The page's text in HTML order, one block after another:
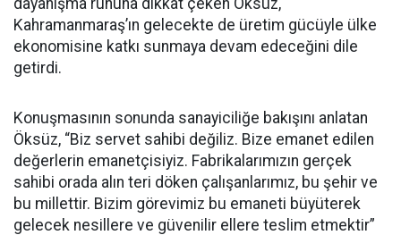
dayanışma ruhuna dikkat çeken Öksüz,
Kahramanmaraş’ın gelecekte de üretim gücüyle ülke
ekonomisine katkı sunmaya devam edeceğini dile
getirdi.
Konuşmasının sonunda sanayiciliğe bakışını anlatan
Öksüz, “Biz servet sahibi değiliz. Bize emanet edilen
değerlerin emanetçisiyiz. Fabrikalarımızın gerçek
sahibi orada alın teri döken çalışanlarımız, bu şehir ve
bu millettir. Bizim görevimiz bu emaneti büyüterek
gelecek nesillere ve güvenilir ellere teslim etmektir”